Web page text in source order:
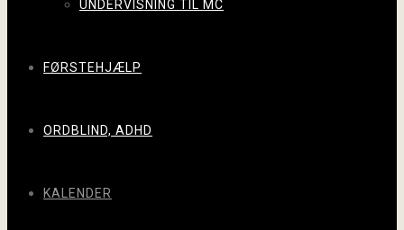
UNDERVISNING TIL MC
FØRSTEHJÆLP
ORDBLIND, ADHD
KALENDER